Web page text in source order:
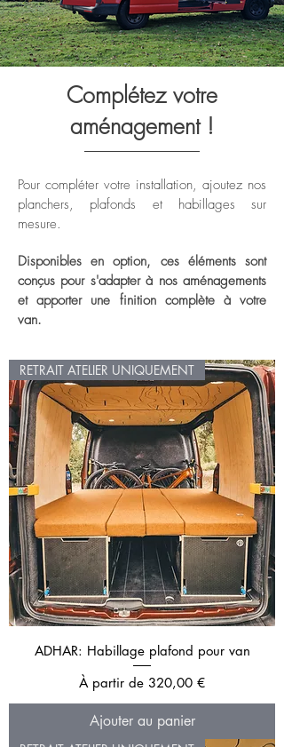
Complétez votre
aménagement !
Pour compléter votre installation, ajoutez nos
planchers, plafonds et habillages sur
mesure.
Disponibles en option, ces éléments sont
conçus pour s'adapter à nos aménagements
et apporter une finition complète à votre
van.
RETRAIT ATELIER UNIQUEMENT
ADHAR: Habillage plafond pour van
À partir de 320,00 €
Prix promotionnel
Ajouter au panier